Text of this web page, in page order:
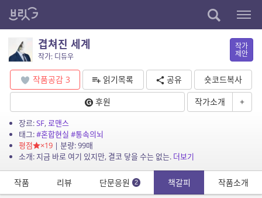
겹쳐진 세계
작가: 디듀우
작가
제안
작품공감 3 읽기목록 공유
숏코드복사
후원
작가소개 +
장르:SF,로맨스
태그:#혼합현실 #통속의뇌
평점
×19| 분량: 99매
소개: 지금 바로 여기 있지만, 결코 닿을 수는 없는. 더보기
작품 리뷰 단문응원 2 책갈피 작품소개